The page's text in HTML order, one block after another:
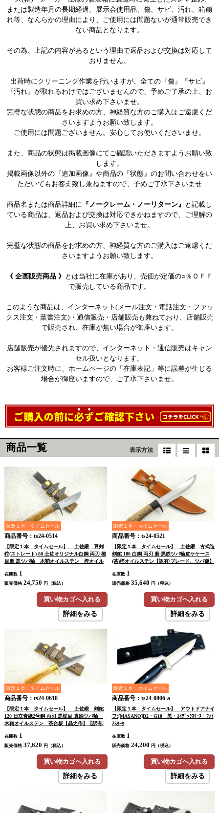
または製造年月の長期経過、展示会使用品、傷、サビ、汚れ、箱崩
れ等、なんらかの理由により、ご使用には問題ないが通常販売でき
ない商品となります。
その為、上記の内容があるという理由で返品および交換は対応して
おりません。
出荷時にクリーニング作業を行いますが、全ての『傷』『サビ』
『汚れ』が取れるわけではございませんので、予めご了承の上、お
買い求め下さいませ。
完璧な状態の商品をお求めの方、神経質な方のご購入はご遠慮くだ
さいますようお願い致します。
ご使用には問題ございません。安心してお使いくださいませ。
また、商品の状態は掲載画像にてご確認いただきますようお願い致
します。
掲載画像以外の『追加画像』や商品の『状態』のお問い合わせをい
ただいてもお答え致し兼ねますので、予めご了承下さいませ
商品名または商品詳細に 『ノークレーム・ノーリターン』
と記載し
ている商品は、返品および交換は対応できかねますので、ご理解の
上、お買い求め下さいませ。
完璧な状態の商品をお求めの方、神経質な方のご購入はご遠慮くだ
さいますようお願い致します。
《 企画販売商品 》 とは当社に在庫があり、売価が定価の○％ＯＦＦ
で販売している商品です。
このような商品は、インターネット(メール注文・電話注文・ファッ
クス注文・葉書注文)・通信販売・店舗販売も兼ねており、店舗販売
で販売され、在庫が無い場合が御座います。
店舗販売が優先されますので、インターネット・通信販売はキャン
セル扱いとなります。
お客様ご注文時に、ホームページの「在庫表記」等に誤差が生じる
場合が御座いますので、ご了承下さいませ。
商品一覧 表示方法
限定１本 タイムセール
商品番号：ts24-0514
【限定１本 タイムセール】 土佐鍛 豆剣
鉈(ストレート) 80 土佐オリジナル白鋼 両刃 槌
目磨 黒ツバ輪 木鞘オイルステン 樫オイル
有 ノークレームノーリターン：承諾の上注
文】
在庫数 1
販売価格 24,750 円（税込）
買い物カゴへ入れる
詳細をみる
限定１本 タイムセール
商品番号：ts24-0521
【限定１本 タイムセール】 土佐鍛 古式造
剣鉈 180 白鋼 両刃 磨 黒鉄ツバ輪皮ケケース
(茶)樫オイルステン【訳有/ブレード、ツバ傷】
諾の上購入】
在庫数 1
販売価格 35,640 円（税込）
買い物カゴへ入れる
詳細をみる
限定１本 タイムセール
商品番号：ts24-0618
【限定１本 タイムセール】 土佐鍛 剣鉈
120 日立青紙2号鋼 両刃 黒槌目 真鍮ツバ輪
木鞘オイルステン 茶合板【晶之作】【訳有/
ン：承諾の上注文】
在庫数 1
販売価格 37,620 円（税込）
買い物カゴへ入れる
詳細をみる
限定１本 タイムセール
商品番号：ts24-0806-a
【限定１本 タイムセール】 アウトドアナイ
フ:[MASANO]D2・G10 黒・ｶｲﾃﾞｯｸｽｹｰｽ・ﾌｧｲ
ｱｽﾀｰﾀ
在庫数 1
販売価格 24,200 円（税込）
買い物カゴへ入れる
詳細をみる